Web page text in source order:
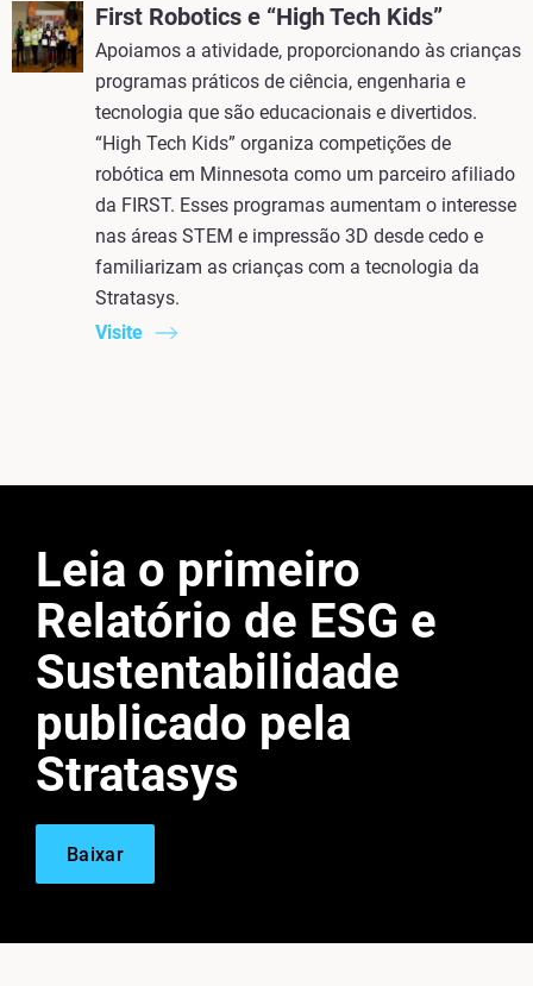
First Robotics e “High Tech Kids”
Apoiamos a atividade, proporcionando às crianças
programas práticos de ciência, engenharia e
tecnologia que são educacionais e divertidos.
“High Tech Kids” organiza competições de
robótica em Minnesota como um parceiro afiliado
da FIRST. Esses programas aumentam o interesse
nas áreas STEM e impressão 3D desde cedo e
familiarizam as crianças com a tecnologia da
Stratasys.
Visite
Leia o primeiro
Relatório de ESG e
Sustentabilidade
publicado pela
Stratasys
Baixar